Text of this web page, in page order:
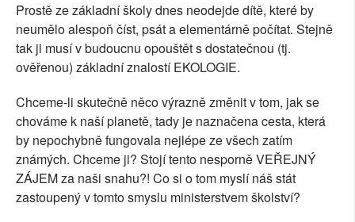
Prostě ze základní školy dnes neodejde dítě, které by
neumělo alespoň číst, psát a elementárně počítat. Stejně
tak ji musí v budoucnu opouštět s dostatečnou (tj.
ověřenou) základní znalostí EKOLOGIE.
Chceme-li skutečně něco výrazně změnit v tom, jak se
chováme k naší planetě, tady je naznačena cesta, která
by nepochybně fungovala nejlépe ze všech zatím
známých. Chceme ji? Stojí tento nesporně VEŘEJNÝ
ZÁJEM za naši snahu?! Co si o tom myslí náš stát
zastoupený v tomto smyslu ministerstvem školství?